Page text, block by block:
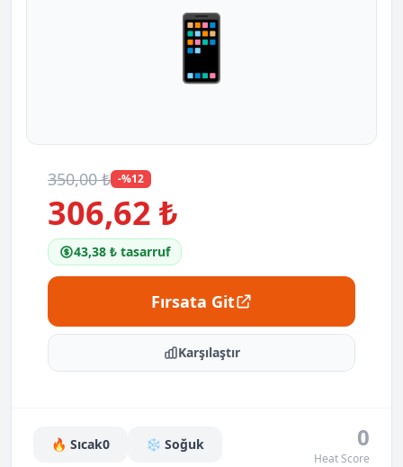
📱
350,00 ₺ -%12
306,62 ₺
43,38 ₺ tasarruf
Fırsata Git
Karşılaştır
🔥 Sıcak0 ❄️ Soğuk 0
Heat Score